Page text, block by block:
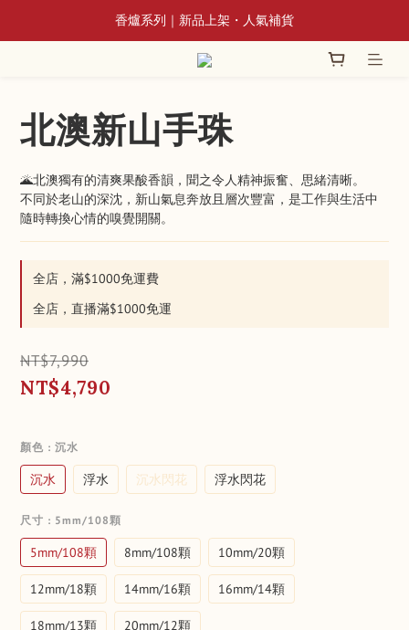
📢 8/3~9/10 全館立香系列滿額贈蘆香插
📢 8/3~9/10 全館立香系列滿額贈蘆香插
澳洲老山神明雕件系列熱銷中
📢 8/3~9/10 全館立香系列滿額贈蘆香插
北澳新山手珠
🌋北澳獨有的清爽果酸香韻，聞之令人精神振奮、思緒清晰。
不同於老山的深沈，新山氣息奔放且層次豐富，是工作與生活中
隨時轉換心情的嗅覺開關。
全店，滿$1000免運費
全店，直播滿$1000免運
NT$7,990
NT$4,790
顏色 : 沉水
沉水 浮水 沉水閃花 浮水閃花
尺寸 : 5mm/108顆
5mm/108顆 8mm/108顆 10mm/20顆
12mm/18顆 14mm/16顆 16mm/14顆
18mm/13顆 20mm/12顆